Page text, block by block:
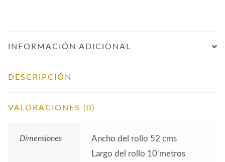
INFORMACIÓN ADICIONAL
DESCRIPCIÓN
VALORACIONES (0)
Dimensiones
Ancho del rollo 52 cms
Largo del rollo 10 metros